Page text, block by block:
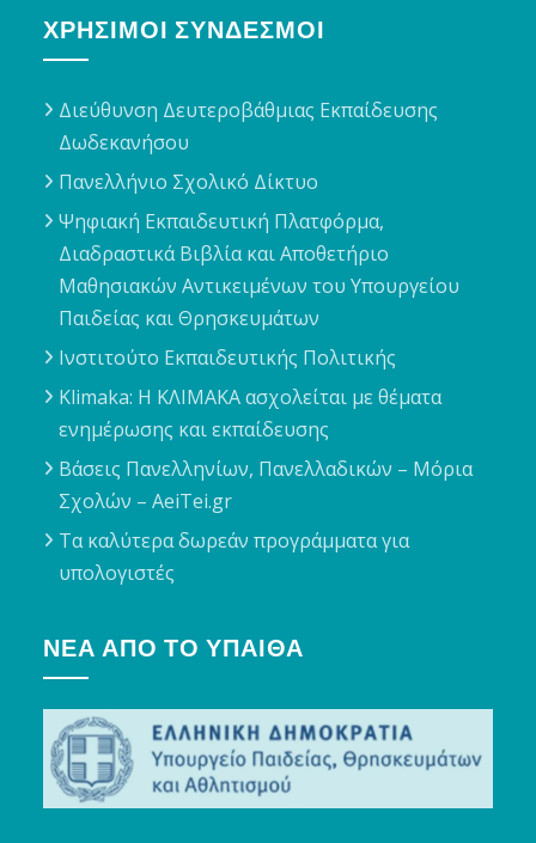
ΧΡΉΣΙΜΟΙ ΣΎΝΔΕΣΜΟΙ
Διεύθυνση Δευτεροβάθμιας Εκπαίδευσης
Δωδεκανήσου
Πανελλήνιο Σχολικό Δίκτυο
Ψηφιακή Εκπαιδευτική Πλατφόρμα,
Διαδραστικά Βιβλία και Αποθετήριο
Μαθησιακών Αντικειμένων του Υπουργείου
Παιδείας και Θρησκευμάτων
Ινστιτούτο Εκπαιδευτικής Πολιτικής
Klimaka: Η ΚΛΙΜΑΚΑ ασχολείται με θέματα
ενημέρωσης και εκπαίδευσης
Βάσεις Πανελληνίων, Πανελλαδικών – Μόρια
Σχολών – AeiTei.gr
Τα καλύτερα δωρεάν προγράμματα για
υπολογιστές
ΝΈΑ ΑΠΌ ΤΟ ΥΠΑΙΘΑ